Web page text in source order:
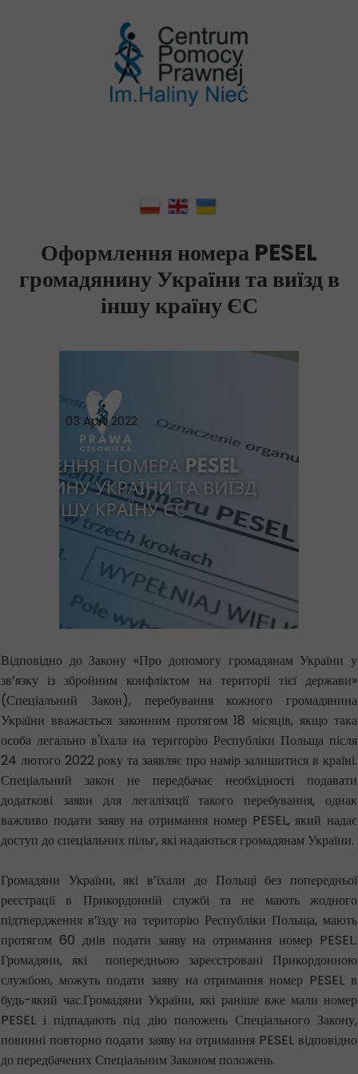
03 April 2022
Відповідно до Закону «Про допомогу громадянам України у
зв’язку із збройним конфліктом на території тієї держави»
(Спеціальний Закон), перебування кожного громадянина
України вважається законним протягом 18 місяців, якщо така
особа легально в'їхала на територію Республіки Польща після
24 лютого 2022 року та заявляє про намір залишитися в країні.
Спеціальний закон не передбачає необхідності подавати
додаткові заяви для легалізації такого перебування, однак
важливо подати заяву на отримання номер PESEL, який надає
доступ до спеціальних пільг, які надаються громадянам України.
Громадяни України, які в’їхали до Польщі без попередньої
реєстрації в Прикордонній службі та не мають жодного
підтвердження в’їзду на територію Республіки Польща, мають
протягом 60 днів подати заяву на отримання номер PESEL.
Громадяни, які попередньою зареєстровані Прикордонною
службою, можуть подати заяву на отримання номер PESEL в
будь-який час.Громадяни України, які раніше вже мали номер
PESEL і підпадають під дію положень Спеціального Закону,
повинні повторно подати заяву на отримання PESEL відповідно
до передбачених Спеціальним Законом положень.
Оформлення номера PESEL
громадянину України та виїзд в
іншу країну ЄС